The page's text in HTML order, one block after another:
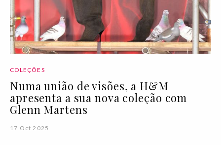
COLEÇÕES
Numa união de visões, a H&M
apresenta a sua nova coleção com
Glenn Martens
17 Oct 2025